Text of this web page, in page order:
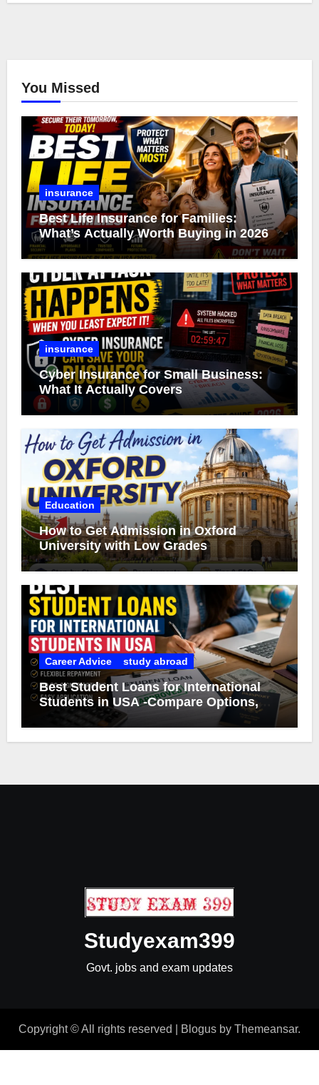
You Missed
insurance
Best Life Insurance for Families:
What’s Actually Worth Buying in 2026
insurance
Cyber Insurance for Small Business:
What It Actually Covers
Education
How to Get Admission in Oxford
University with Low Grades
Career Advice study abroad
Best Student Loans for International
Students in USA -Compare Options,
Eligibility & Smart Borrowing Tips
Studyexam399
Govt. jobs and exam updates
Copyright © All rights reserved Blogus by Themeansar.